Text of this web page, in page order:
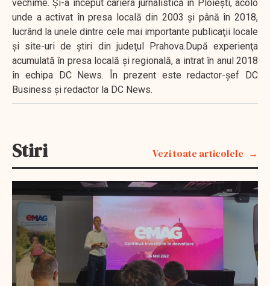
vechime. Şi-a început cariera jurnalistică în Ploieşti, acolo
unde a activat în presa locală din 2003 şi până în 2018,
lucrând la unele dintre cele mai importante publicaţii locale
şi site-uri de ştiri din judeţul Prahova.După experienţa
acumulată în presa locală şi regională, a intrat în anul 2018
în echipa DC News. În prezent este redactor-şef DC
Business şi redactor la DC News.
Stiri Vezi toate articolele